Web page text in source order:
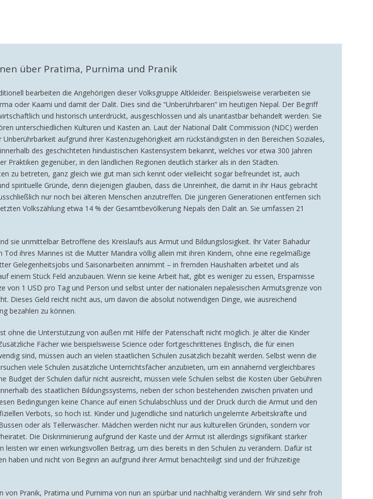
über Pratima, Purnima und Pranik
bearbeiten die Angehörigen dieser Volksgruppe Altkleider. Beispielsweise verarbeiten sie
oder Kaami und damit der Dalit. Dies sind die “Unberührbaren” im heutigen Nepal. Der Begriff
und historisch unterdrückt, ausgeschlossen und als unantastbar behandelt werden. Sie
unterschiedlichen Kulturen und Kasten an. Laut der National Dalit Commission (NDC) werden
aufgrund ihrer Kastenzugehörigkeit am rückständigsten in den Bereichen Soziales,
des geschichteten hinduistischen Kastensystem bekannt, welches vor etwa 300 Jahren
Praktiken gegenüber, in den ländlichen Regionen deutlich stärker als in den Städten.
zu betreten, ganz gleich wie gut man sich kennt oder vielleicht sogar befreundet ist, auch
spirituelle Gründe, denn diejenigen glauben, dass die Unreinheit, die damit in ihr Haus gebracht
nur noch bei älteren Menschen anzutreffen. Die jüngeren Generationen entfernen sich
Volkszählung etwa 14 % der Gesamtbevölkerung Nepals den Dalit an. Sie umfassen 21
sie unmittelbar Betroffene des Kreislaufs aus Armut und Bildungslosigkeit. Ihr Vater Bahadur
ihres Mannes ist die Mutter Mandira völlig allein mit ihren Kindern, ohne eine regelmäßige
Gelegenheitsjobs und Saisonarbeiten annimmt – in fremden Haushalten arbeitet und als
einem Stück Feld anzubauen. Wenn sie keine Arbeit hat, gibt es weniger zu essen, Ersparnisse
1 USD pro Tag und Person und selbst unter der nationalen nepalesischen Armutsgrenze von
Dieses Geld reicht nicht aus, um davon die absolut notwendigen Dinge, wie ausreichend
bezahlen zu können.
ohne die Unterstützung von außen mit Hilfe der Patenschaft nicht möglich. Je älter die Kinder
Fächer wie beispielsweise Science oder fortgeschrittenes Englisch, die für einen
sind, müssen auch an vielen staatlichen Schulen zusätzlich bezahlt werden. Selbst wenn die
viele Schulen zusätzliche Unterrichtsfächer anzubieten, um ein annähernd vergleichbares
Budget der Schulen dafür nicht ausreicht, müssen viele Schulen selbst die Kosten über Gebühren
des staatlichen Bildungssystems, neben der schon bestehenden zwischen privaten und
Bedingungen keine Chance auf einen Schulabschluss und der Druck durch die Armut und den
Verbots, so hoch ist. Kinder und Jugendliche sind natürlich ungelernte Arbeitskräfte und
oder als Tellerwäscher. Mädchen werden nicht nur aus kulturellen Gründen, sondern vor
Die Diskriminierung aufgrund der Kaste und der Armut ist allerdings signifikant stärker
wir einen wirkungsvollen Beitrag, um dies bereits in den Schulen zu verändern. Dafür ist
haben und nicht von Beginn an aufgrund ihrer Armut benachteiligt sind und der frühzeitige
Pranik, Pratima und Purnima von nun an spürbar und nachhaltig verändern. Wir sind sehr froh